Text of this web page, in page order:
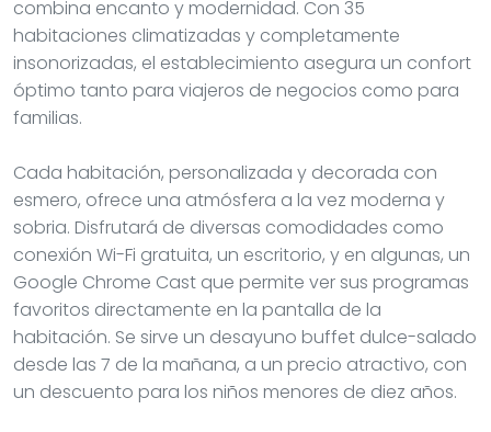
combina encanto y modernidad. Con 35
habitaciones climatizadas y completamente
insonorizadas, el establecimiento asegura un confort
óptimo tanto para viajeros de negocios como para
familias.
Cada habitación, personalizada y decorada con
esmero, ofrece una atmósfera a la vez moderna y
sobria. Disfrutará de diversas comodidades como
conexión Wi-Fi gratuita, un escritorio, y en algunas, un
Google Chrome Cast que permite ver sus programas
favoritos directamente en la pantalla de la
habitación. Se sirve un desayuno buffet dulce-salado
desde las 7 de la mañana, a un precio atractivo, con
un descuento para los niños menores de diez años.